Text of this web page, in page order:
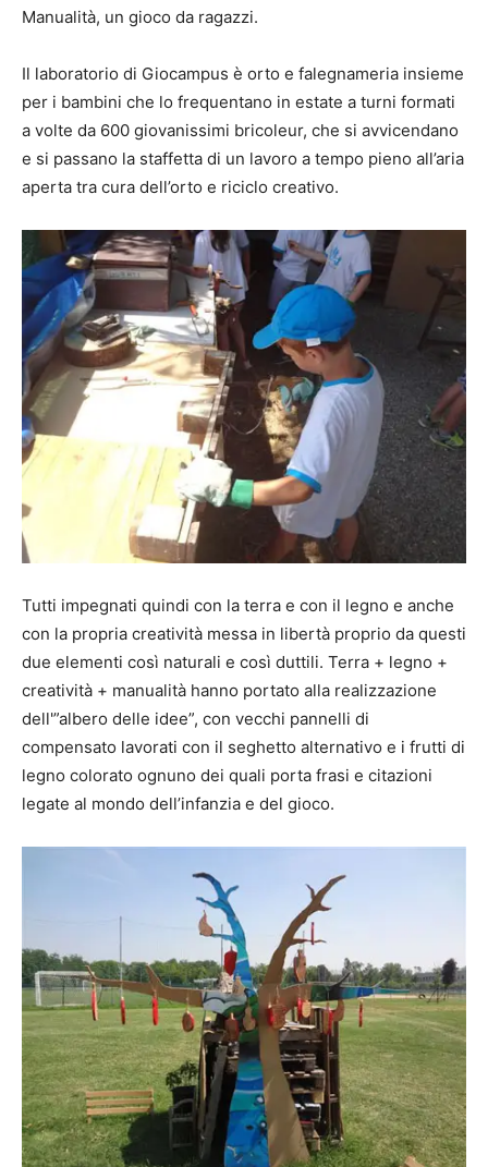
Manualità, un gioco da ragazzi.
Il laboratorio di Giocampus è orto e falegnameria insieme
per i bambini che lo frequentano in estate a turni formati
a volte da 600 giovanissimi bricoleur, che si avvicendano
e si passano la staffetta di un lavoro a tempo pieno all’aria
aperta tra cura dell’orto e riciclo creativo.
Tutti impegnati quindi con la terra e con il legno e anche
con la propria creatività messa in libertà proprio da questi
due elementi così naturali e così duttili. Terra + legno +
creatività + manualità hanno portato alla realizzazione
dell'”albero delle idee”, con vecchi pannelli di
compensato lavorati con il seghetto alternativo e i frutti di
legno colorato ognuno dei quali porta frasi e citazioni
legate al mondo dell’infanzia e del gioco.